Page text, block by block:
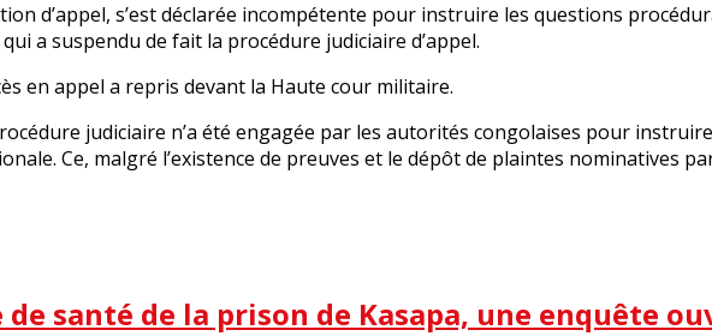
d’appel, s’est déclarée incompétente pour instruire les questions
a suspendu de fait la procédure judiciaire d’appel.
en appel a repris devant la Haute cour militaire.
judiciaire n’a été engagée par les autorités congolaises pour
Ce, malgré l’existence de preuves et le dépôt de plaintes nominatives
santé de la prison de Kasapa, une enquête